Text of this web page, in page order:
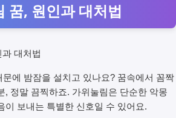
, 원인과 대처법
에 밤잠을 설치고 있나요? 꿈속에서 꼼짝
, 정말 끔찍하죠. 가위눌림은 단순한 악몽
이 보내는 특별한 신호일 수 있어요.